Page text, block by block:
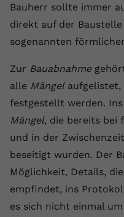
Bauherr sollte immer
direkt auf der
sogenannten
Zur Bauabnahme
alle Mängelaufgelistet,
festgestellt werden.
Mängel, die bereits bei
und in der
beseitigt wurden. Der
Möglichkeit, Details,
empfindet, ins
es sich nicht einmal
Zweck
Name yt-
Anbieter
Laufzeit Session
Zweck
YouTube
Videos